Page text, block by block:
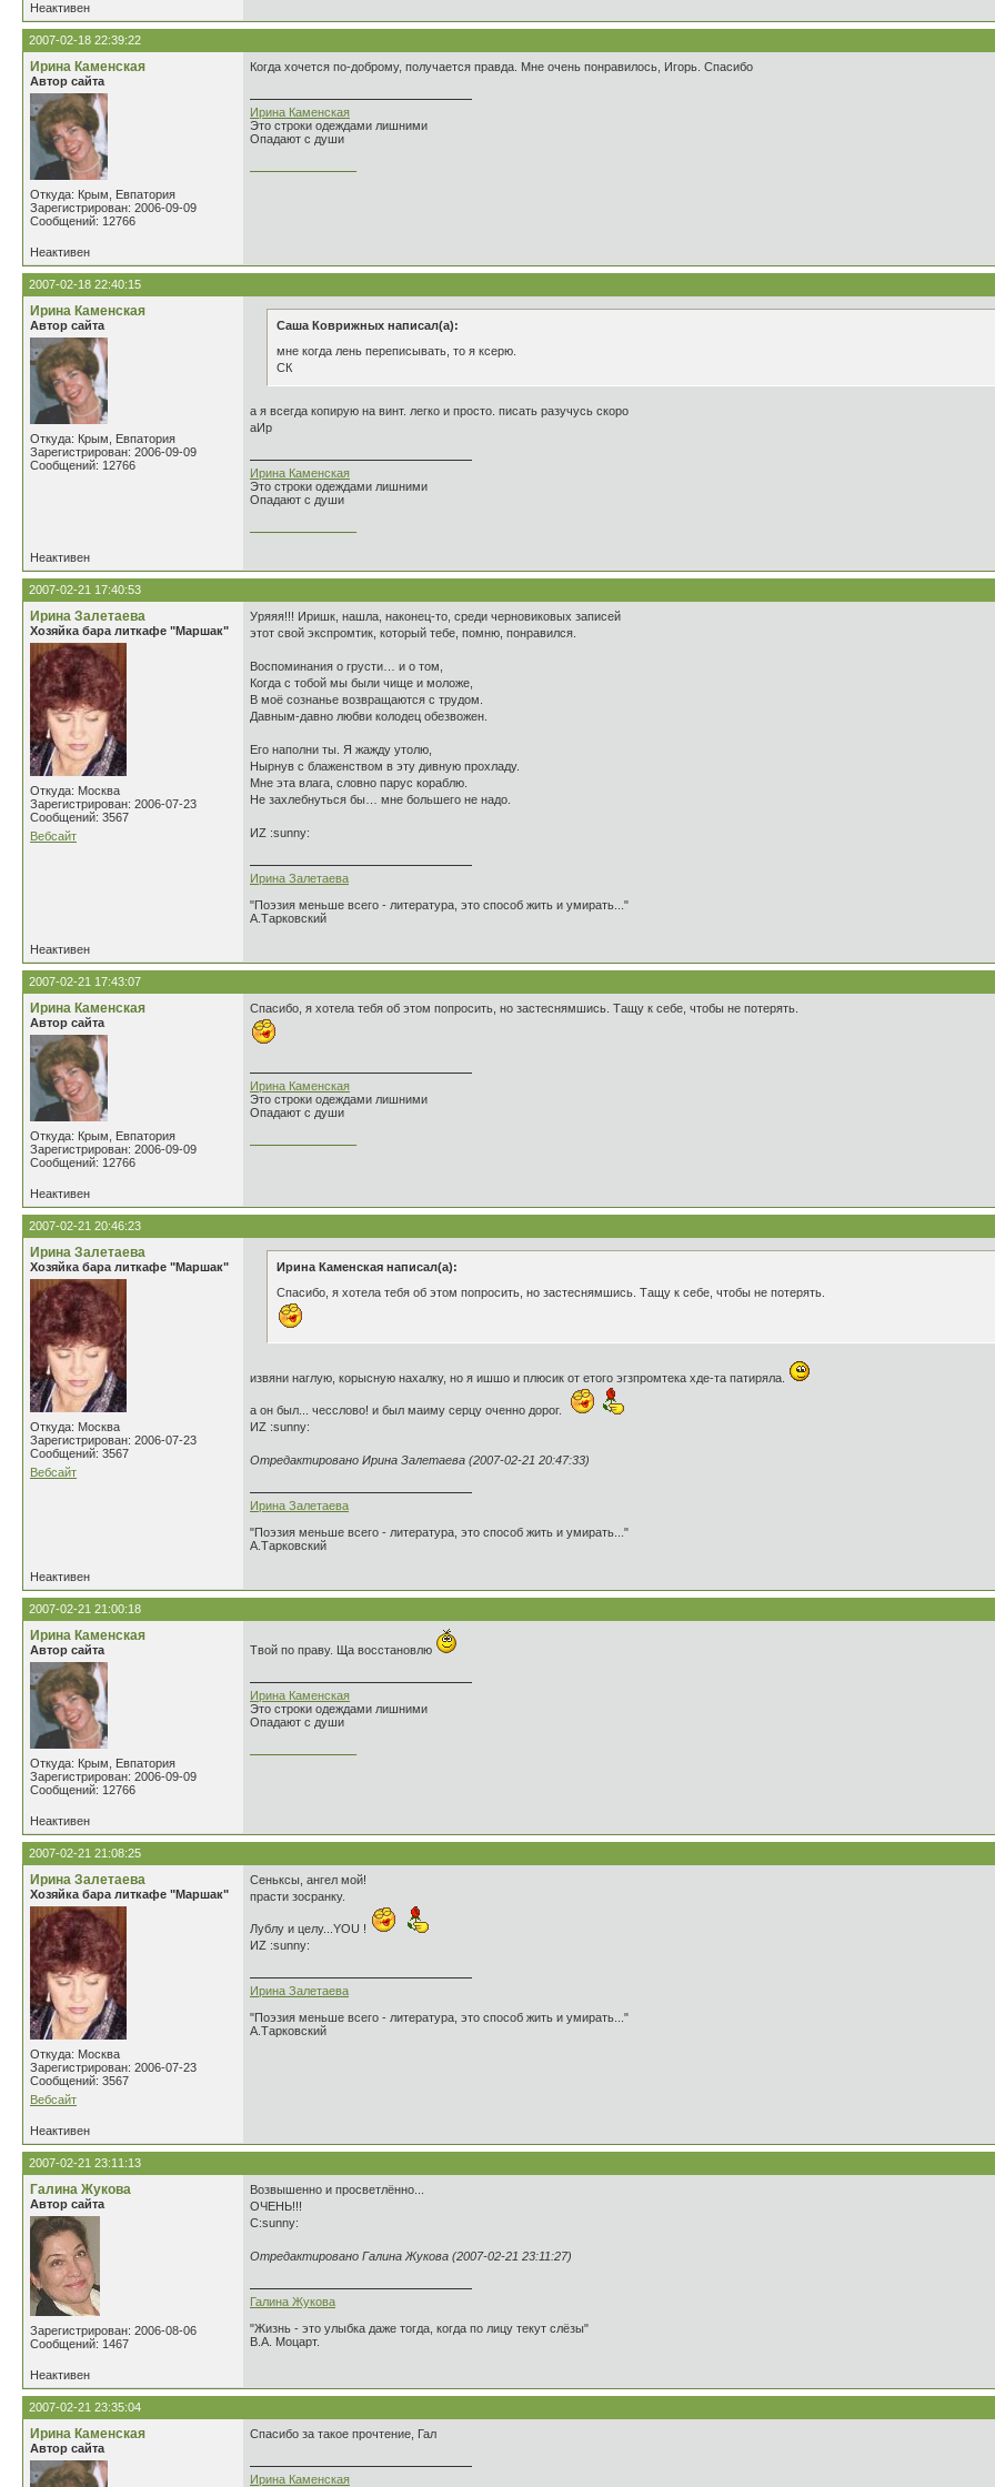
Неактивен
2007-02-18 22:39:22
Ирина Каменская
Автор сайта
Откуда: Крым, Евпатория
Зарегистрирован: 2006-09-09
Сообщений: 12766
Когда хочется по-доброму, получается правда. Мне очень понравилось, Игорь. Спасибо
Ирина Каменская
Это строки одеждами лишними
Опадают с души
Неактивен
2007-02-18 22:40:15
Ирина Каменская
Автор сайта
Откуда: Крым, Евпатория
Зарегистрирован: 2006-09-09
Сообщений: 12766
Саша Коврижных написал(а):
мне когда лень переписывать, то я ксерю.
СК
а я всегда копирую на винт. легко и просто. писать разучусь скоро
аИр
Ирина Каменская
Это строки одеждами лишними
Опадают с души
Неактивен
2007-02-21 17:40:53
Ирина Залетаева
Хозяйка бара литкафе "Маршак"
Откуда: Москва
Зарегистрирован: 2006-07-23
Сообщений: 3567
Вебсайт
Уряяя!!! Иришк, нашла, наконец-то, среди черновиковых записей
этот свой экспромтик, который тебе, помню, понравился.
Воспоминания о грусти… и о том,
Когда с тобой мы были чище и моложе,
В моё сознанье возвращаются с трудом.
Давным-давно любви колодец обезвожен.
Его наполни ты. Я жажду утолю,
Нырнув с блаженством в эту дивную прохладу.
Мне эта влага, словно парус кораблю.
Не захлебнуться бы… мне большего не надо.
ИZ :sunny:
Ирина Залетаева
"Поэзия меньше всего - литература, это способ жить и умирать..."
А.Тарковский
Неактивен
2007-02-21 17:43:07
Ирина Каменская
Автор сайта
Откуда: Крым, Евпатория
Зарегистрирован: 2006-09-09
Сообщений: 12766
Спасибо, я хотела тебя об этом попросить, но застеснямшись. Тащу к себе, чтобы не потерять.
Ирина Каменская
Это строки одеждами лишними
Опадают с души
Неактивен
2007-02-21 20:46:23
Ирина Залетаева
Хозяйка бара литкафе "Маршак"
Откуда: Москва
Зарегистрирован: 2006-07-23
Сообщений: 3567
Вебсайт
Ирина Каменская написал(а):
Спасибо, я хотела тебя об этом попросить, но застеснямшись. Тащу к себе, чтобы не потерять.
извяни наглую, корысную нахалку, но я ишшо и плюсик от етого эгзпромтека хде-та патиряла.
а он был... чесслово! и был маиму серцу оченно дорог.
ИZ :sunny:
Отредактировано Ирина Залетаева (2007-02-21 20:47:33)
Ирина Залетаева
"Поэзия меньше всего - литература, это способ жить и умирать..."
А.Тарковский
Неактивен
2007-02-21 21:00:18
Ирина Каменская
Автор сайта
Откуда: Крым, Евпатория
Зарегистрирован: 2006-09-09
Сообщений: 12766
Твой по праву. Ща восстановлю
Ирина Каменская
Это строки одеждами лишними
Опадают с души
Неактивен
2007-02-21 21:08:25
Ирина Залетаева
Хозяйка бара литкафе "Маршак"
Откуда: Москва
Зарегистрирован: 2006-07-23
Сообщений: 3567
Вебсайт
Сеньксы, ангел мой!
прасти зосранку.
Лублу и целу...YOU !
ИZ :sunny:
Ирина Залетаева
"Поэзия меньше всего - литература, это способ жить и умирать..."
А.Тарковский
Неактивен
2007-02-21 23:11:13
Галина Жукова
Автор сайта
Зарегистрирован: 2006-08-06
Сообщений: 1467
Возвышенно и просветлённо...
ОЧЕНЬ!!!
С:sunny:
Отредактировано Галина Жукова (2007-02-21 23:11:27)
Галина Жукова
"Жизнь - это улыбка даже тогда, когда по лицу текут слёзы"
В.А. Моцарт.
Неактивен
2007-02-21 23:35:04
Ирина Каменская
Автор сайта
Спасибо за такое прочтение, Гал
Ирина Каменская